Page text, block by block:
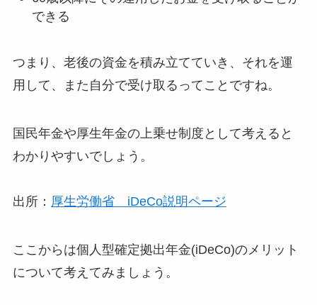
できる
つまり、老後の資金を積み立てていき、それを運
用して、また自分で受け取るってことですね。
国民年金や厚生年金の上乗せ制度として考えると
わかりやすいでしょう。
出所： 厚生労働省 iDeCo説明ページ
ここからは個人型確定拠出年金(iDeCo)のメリット
について考えてみましょう。